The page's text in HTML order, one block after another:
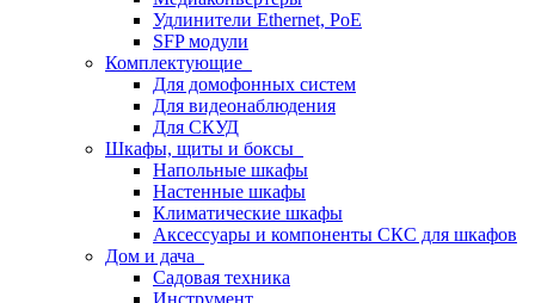
Удлинители Ethernet, PoE
SFP модули
Комплектующие
Для домофонных систем
Для видеонаблюдения
Для СКУД
Шкафы, щиты и боксы
Напольные шкафы
Настенные шкафы
Климатические шкафы
Аксессуары и компоненты СКС для шкафов
Дом и дача
Садовая техника
Инструмент